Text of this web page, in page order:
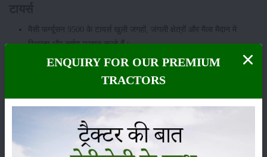
मैसी फर्ग्यूसन 9500 के टायर्स खुली जगहों, जंगली क्षेत्रों और मैला मैदान में
स्थिरता और कर्षण प्रदान करते हैं।
इन टायर्स में विशेष ट्रेड डिज़ाइन होता है, जो मिट्टी के संघनन को कम करता
हाइड्रोलिक्स लिफ्टिंग कैपेसिटी
इस ट्रैक्टर की लिफ्टिंग क्षमता 2050 किलोग्राम है। अधिक लिफ्टिंग क्षमता होने
ENQUIRY FOR OUR PREMIUM
TRACTORS